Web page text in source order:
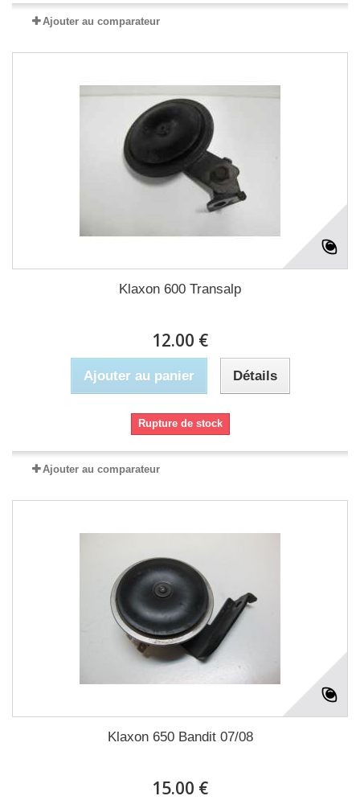
Ajouter au comparateur
Klaxon 600 Transalp
12.00 €
Ajouter au panier Détails
Rupture de stock
Ajouter au comparateur
Klaxon 650 Bandit 07/08
15.00 €